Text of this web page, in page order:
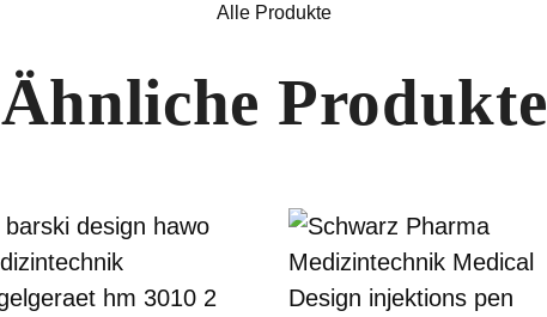
Alle Produkte
Ähnliche Produkte